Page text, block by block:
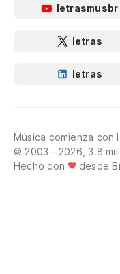
letrasmusbr
letras
letras
Música comienza con
© 2003 - 2026, 3.8
Hecho con
desde